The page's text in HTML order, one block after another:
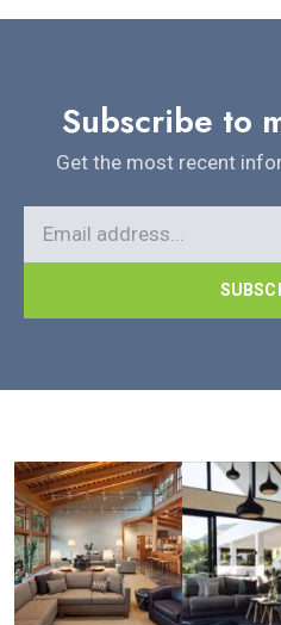
Subscribe to
Get the most recent